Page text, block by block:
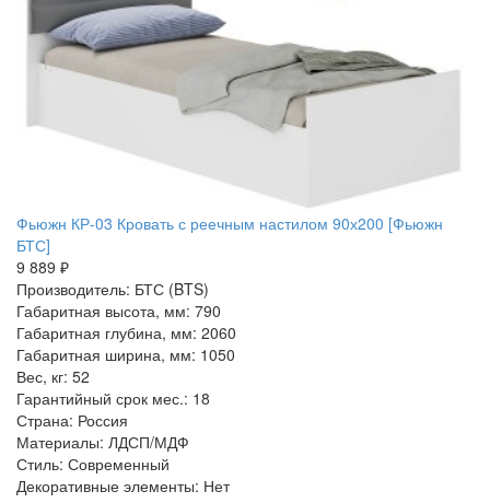
Фьюжн КР-03 Кровать с реечным настилом 90х200 [Фьюжн
БТС]
9 889 ₽
Производитель: БТС (BTS)
Габаритная высота, мм: 790
Габаритная глубина, мм: 2060
Габаритная ширина, мм: 1050
Вес, кг: 52
Гарантийный срок мес.: 18
Страна: Россия
Материалы: ЛДСП/МДФ
Стиль: Современный
Декоративные элементы: Нет